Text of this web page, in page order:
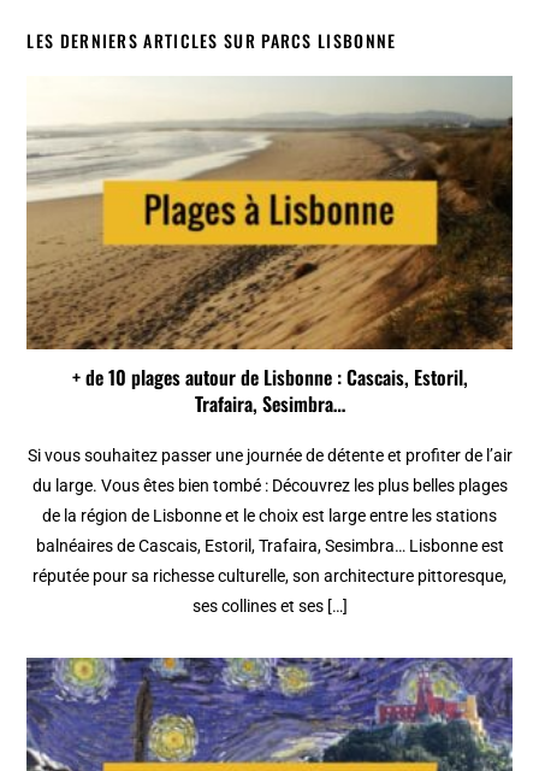
LES DERNIERS ARTICLES SUR PARCS LISBONNE
+ de 10 plages autour de Lisbonne : Cascais, Estoril,
Trafaira, Sesimbra…
Si vous souhaitez passer une journée de détente et profiter de l’air
du large. Vous êtes bien tombé : Découvrez les plus belles plages
de la région de Lisbonne et le choix est large entre les stations
balnéaires de Cascais, Estoril, Trafaira, Sesimbra… Lisbonne est
réputée pour sa richesse culturelle, son architecture pittoresque,
ses collines et ses […]